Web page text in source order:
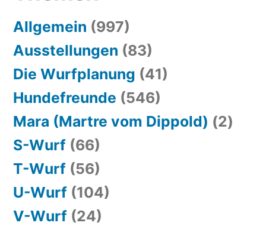
Allgemein (997)
Ausstellungen (83)
Die Wurfplanung (41)
Hundefreunde (546)
Mara (Martre vom Dippold) (2)
S-Wurf (66)
T-Wurf (56)
U-Wurf (104)
V-Wurf (24)